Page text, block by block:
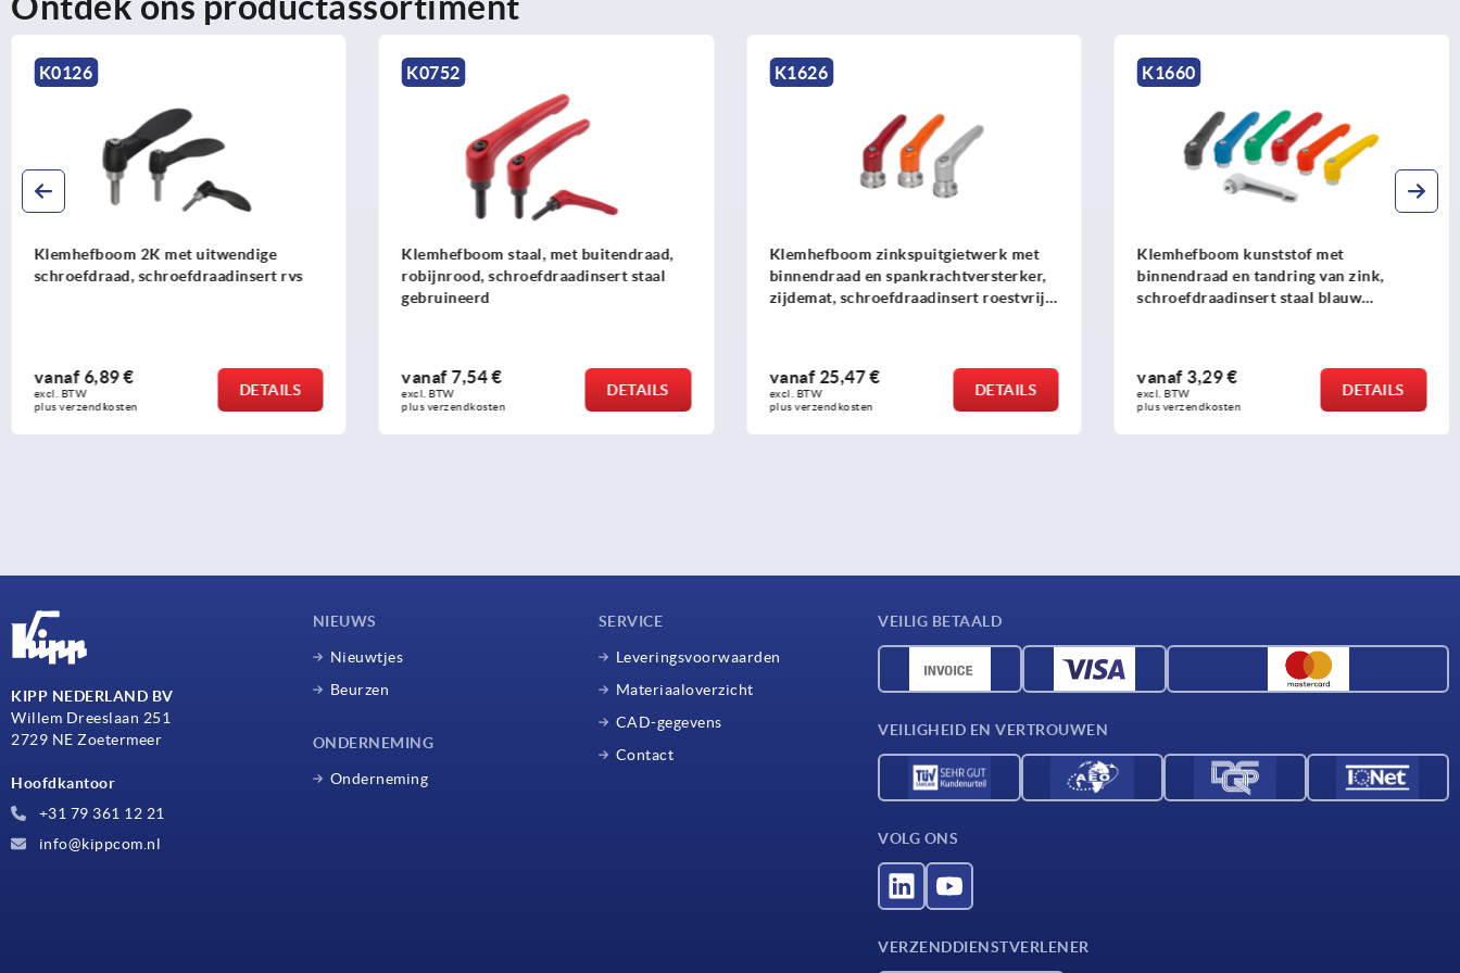
K0126
Klemhefboom 2K met uitwendige
schroefdraad, schroefdraadinsert rvs
vanaf6,89 €
excl. BTW
plus verzendkosten
DETAILS
K0752
Klemhefboom staal, met buitendraad,
robijnrood, schroefdraadinsert staal
gebruineerd
vanaf7,54 €
excl. BTW
plus verzendkosten
DETAILS
K1626
Klemhefboom zinkspuitgietwerk met
binnendraad en spankrachtversterker,
zijdemat, schroefdraadinsert roestvrij
vanaf 25,47 €
excl. BTW
plus verzendkosten
DETAILS
K1660
Klemhefboom kunststof met
binnendraad en tandring van zink,
schroefdraadinsert staal blauw
vanaf 3,29 €
excl. BTW
plus verzendkosten
DETAILS
KIPP NEDERLAND BV
Willem Dreeslaan 251
2729 NE Zoetermeer
Hoofdkantoor
+31 79 361 12 21
info@kippcom.nl
NIEUWS
Nieuwtjes
Beurzen
ONDERNEMING
Onderneming
SERVICE
Leveringsvoorwaarden
Materiaaloverzicht
CAD-gegevens
Contact
VEILIG BETAALD
VEILIGHEID EN VERTROUWEN
VOLG ONS
VERZENDDIENSTVERLENER